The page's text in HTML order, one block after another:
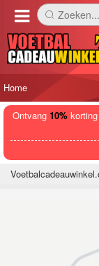
󰅼 Zoeken...
Home
Ontvang 10%korting